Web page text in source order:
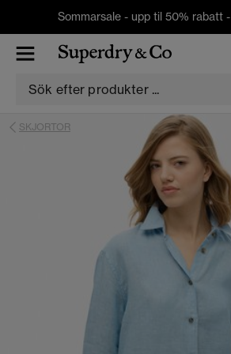
Sommarsale - upp til 50% rabatt -
SKJORTOR